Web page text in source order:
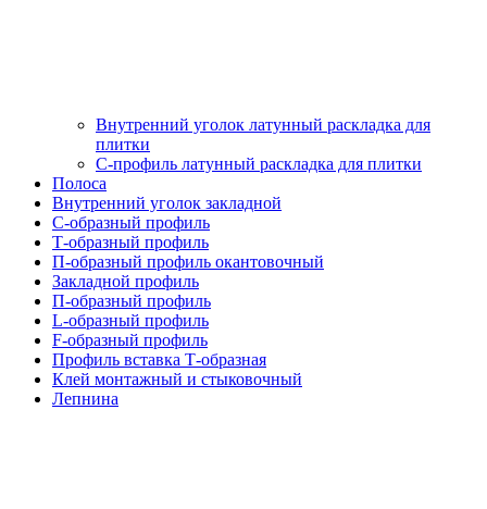
Внутренний уголок латунный раскладка для
плитки
С-профиль латунный раскладка для плитки
Полоса
Внутренний уголок закладной
С-образный профиль
Т-образный профиль
П-образный профиль окантовочный
Закладной профиль
П-образный профиль
L-образный профиль
F-образный профиль
Профиль вставка Т-образная
Клей монтажный и стыковочный
Лепнина